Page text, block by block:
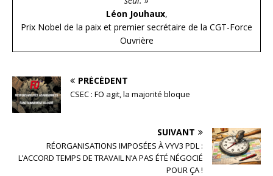
Léon Jouhaux,
Prix Nobel de la paix et premier secrétaire de la CGT-Force
Ouvrière
PRÉCÉDENT
CSEC : FO agit, la majorité bloque
SUIVANT
RÉORGANISATIONS IMPOSÉES À VYV3 PDL :
L’ACCORD TEMPS DE TRAVAIL N’A PAS ÉTÉ NÉGOCIÉ
POUR ÇA !